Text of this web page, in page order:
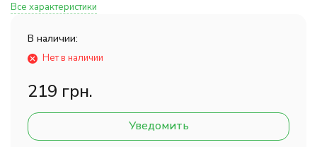
Все характеристики
В наличии:
Нет в наличии
219 грн.
Уведомить